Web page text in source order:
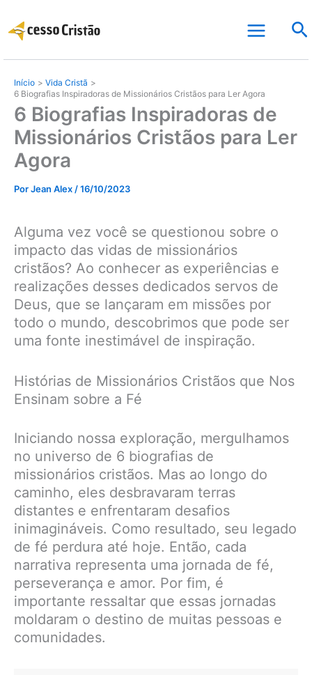
para
conteúdo
Início
Vida Cristã
6 Biografias Inspiradoras de Missionários Cristãos para Ler Agora
6 Biografias Inspiradoras de
Missionários Cristãos para Ler
Agora
PorJean Alex /16/10/2023
Alguma vez você se questionou sobre o
impacto das vidas de missionários
cristãos? Ao conhecer as experiências e
realizações desses dedicados servos de
Deus, que se lançaram em missões por
todo o mundo, descobrimos que pode ser
uma fonte inestimável de inspiração.
Histórias de Missionários Cristãos que Nos
Ensinam sobre a Fé
Iniciando nossa exploração, mergulhamos
no universo de 6 biografias de
missionários cristãos. Mas ao longo do
caminho, eles desbravaram terras
distantes e enfrentaram desafios
inimagináveis. Como resultado, seu legado
de fé perdura até hoje. Então, cada
narrativa representa uma jornada de fé,
perseverança e amor. Por fim, é
importante ressaltar que essas jornadas
moldaram o destino de muitas pessoas e
comunidades.